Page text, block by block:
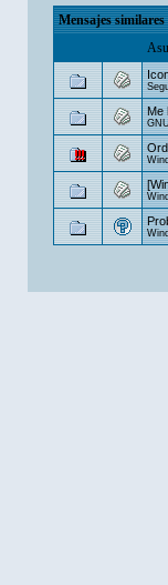
Mensajes similares
Me